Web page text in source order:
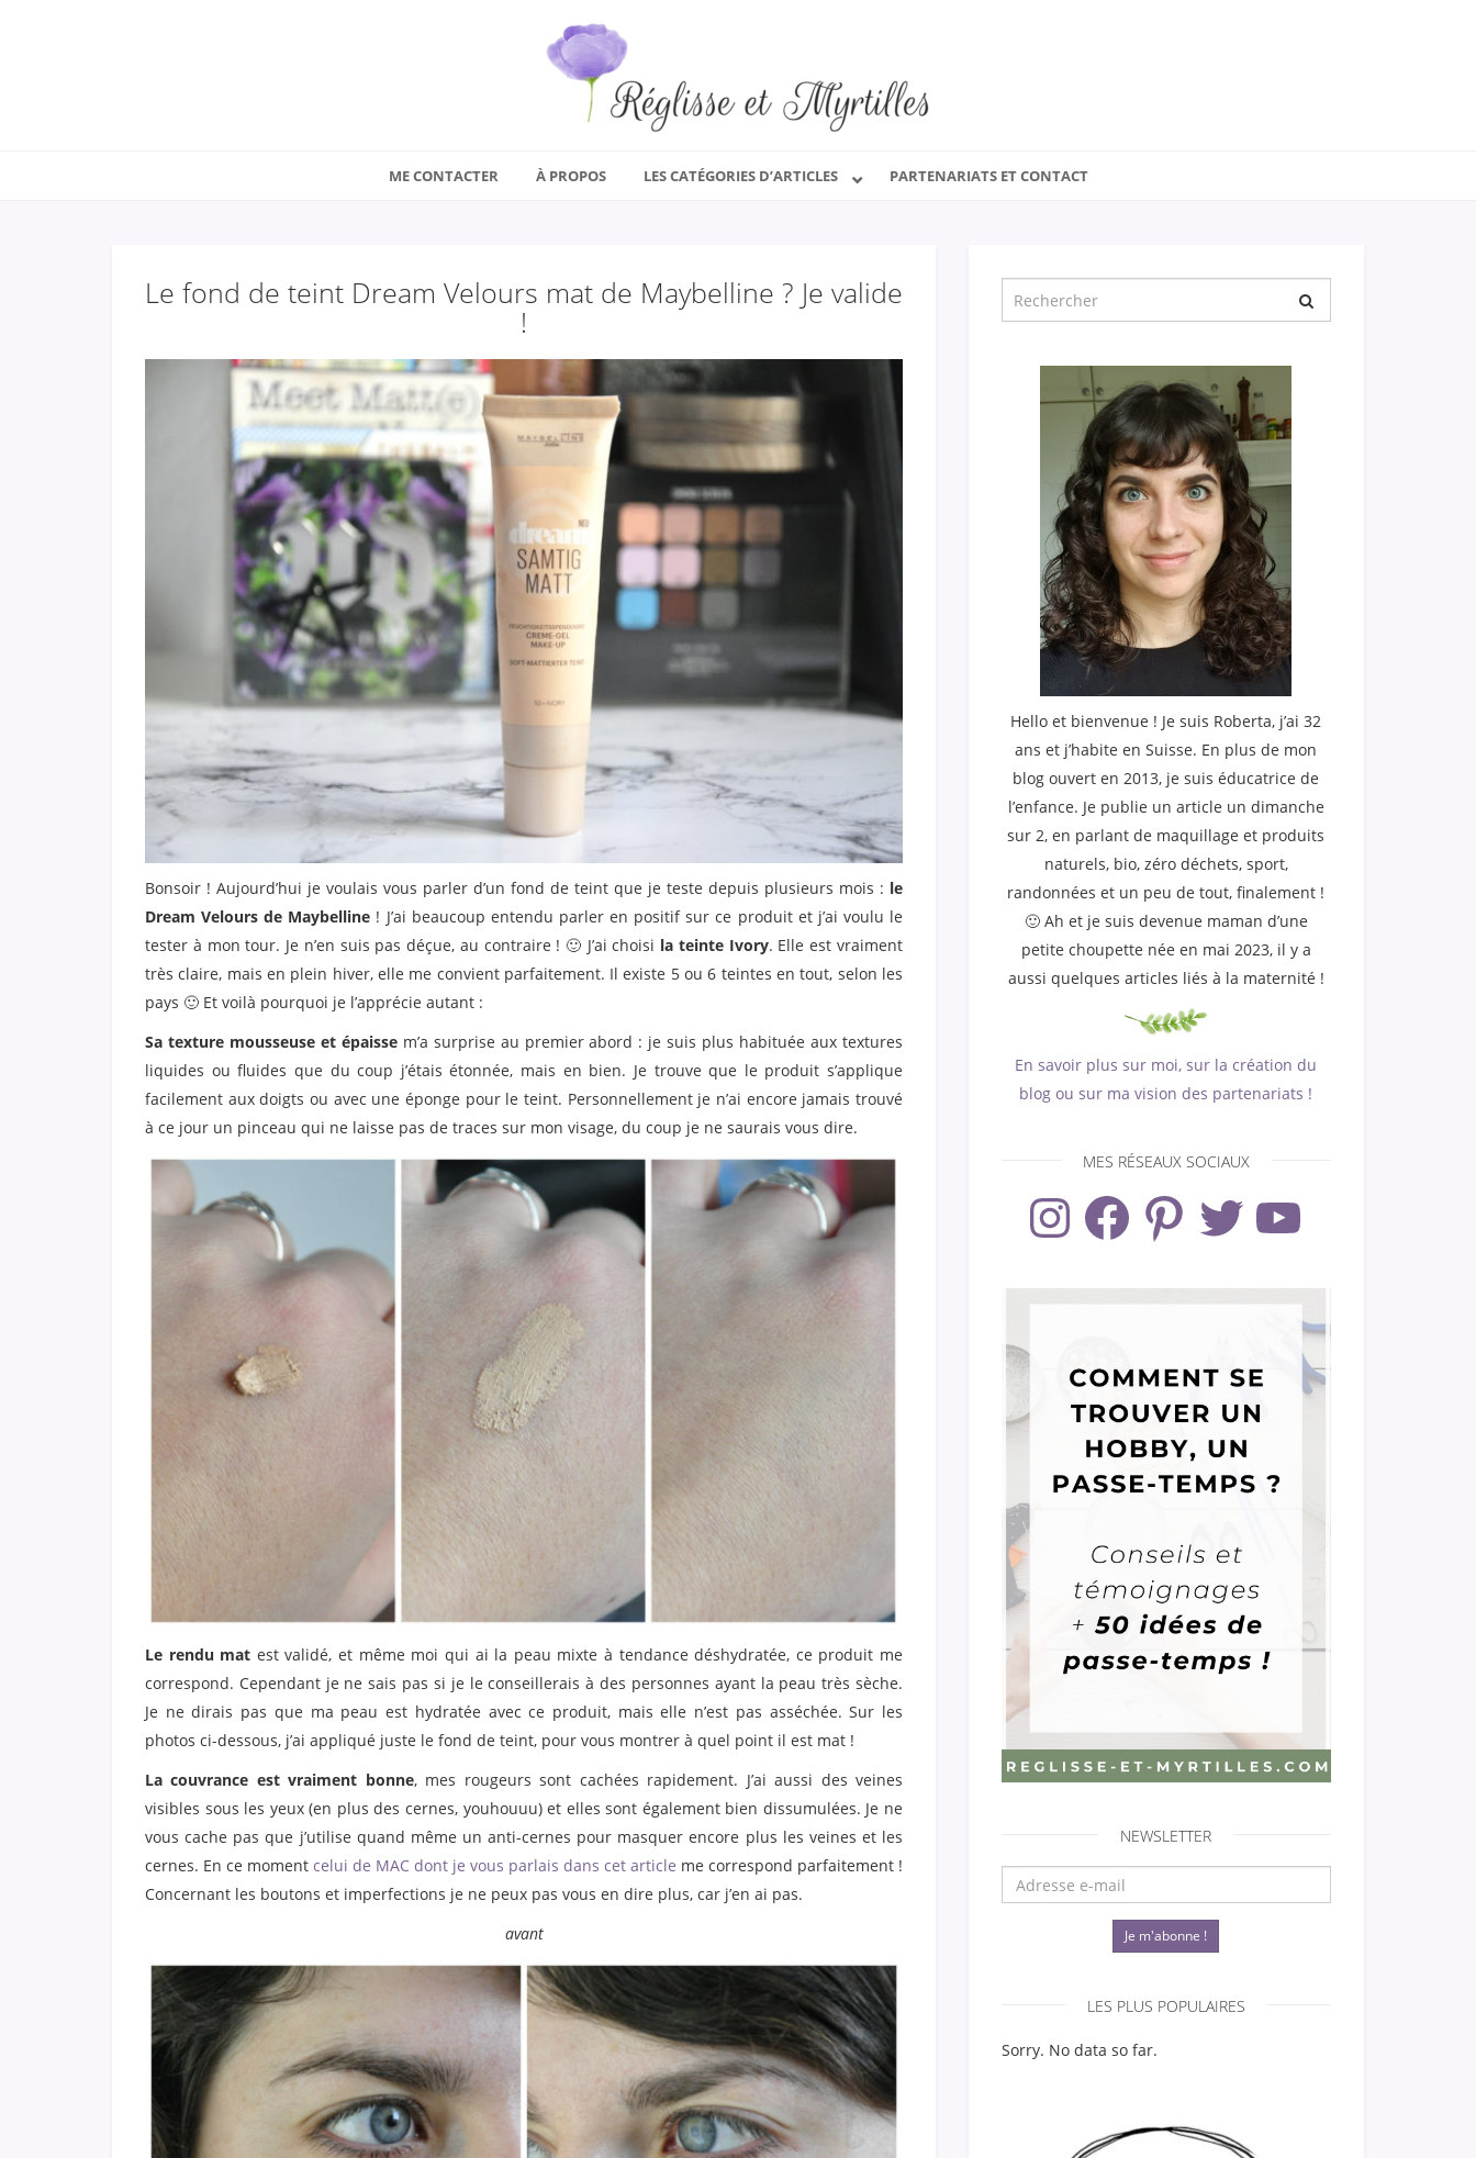
ME CONTACTER À PROPOS LES CATÉGORIES D’ARTICLES PARTENARIATS ET CONTACT
Le fond de teint Dream Velours mat de Maybelline ? Je valide
!
Bonsoir ! Aujourd’hui je voulais vous parler d’un fond de teint que je teste depuis plusieurs mois : le
Dream Velours de Maybelline ! J’ai beaucoup entendu parler en positif sur ce produit et j’ai voulu le
tester à mon tour. Je n’en suis pas déçue, au contraire ! 🙂 J’ai choisi la teinte Ivory. Elle est vraiment
très claire, mais en plein hiver, elle me convient parfaitement. Il existe 5 ou 6 teintes en tout, selon les
pays 🙂 Et voilà pourquoi je l’apprécie autant :
Sa texture mousseuse et épaissem’a surprise au premier abord : je suis plus habituée aux textures
liquides ou fluides que du coup j’étais étonnée, mais en bien. Je trouve que le produit s’applique
facilement aux doigts ou avec une éponge pour le teint. Personnellement je n’ai encore jamais trouvé
à ce jour un pinceau qui ne laisse pas de traces sur mon visage, du coup je ne saurais vous dire.
Le rendu mat est validé, et même moi qui ai la peau mixte à tendance déshydratée, ce produit me
correspond. Cependant je ne sais pas si je le conseillerais à des personnes ayant la peau très sèche.
Je ne dirais pas que ma peau est hydratée avec ce produit, mais elle n’est pas asséchée. Sur les
photos ci-dessous, j’ai appliqué juste le fond de teint, pour vous montrer à quel point il est mat !
La couvrance est vraiment bonne, mes rougeurs sont cachées rapidement. J’ai aussi des veines
visibles sous les yeux (en plus des cernes, youhouuu) et elles sont également bien dissumulées. Je ne
vous cache pas que j’utilise quand même un anti-cernes pour masquer encore plus les veines et les
cernes. En ce moment celui de MAC dont je vous parlais dans cet article me correspond parfaitement !
Concernant les boutons et imperfections je ne peux pas vous en dire plus, car j’en ai pas.
avant
pour
:
Hello et bienvenue ! Je suis Roberta, j’ai 32
ans et j’habite en Suisse. En plus de mon
blog ouvert en 2013, je suis éducatrice de
l’enfance. Je publie un article un dimanche
sur 2, en parlant de maquillage et produits
naturels, bio, zéro déchets, sport,
randonnées et un peu de tout, finalement !
🙂 Ah et je suis devenue maman d’une
petite choupette née en mai 2023, il y a
aussi quelques articles liés à la maternité !
En savoir plus sur moi, sur la création du
blog ou sur ma vision des partenariats !
MES RÉSEAUX SOCIAUX
InstagramFacebook PinterestTwitter YouTube
NEWSLETTER
Je m'abonne !
LES PLUS POPULAIRES
Sorry. No data so far.